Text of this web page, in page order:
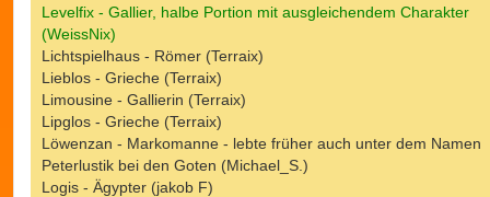
Levelfix - Gallier, halbe Portion mit ausgleichendem Charakter
(WeissNix)
Lichtspielhaus - Römer (Terraix)
Lieblos - Grieche (Terraix)
Limousine - Gallierin (Terraix)
Lipglos - Grieche (Terraix)
Löwenzan - Markomanne - lebte früher auch unter dem Namen
Peterlustik bei den Goten (Michael_S.)
Logis - Ägypter (jakob F)